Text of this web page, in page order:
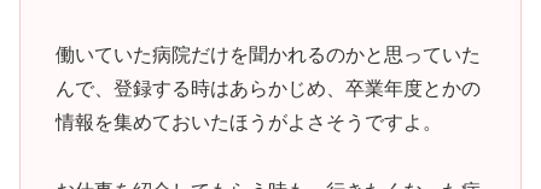
働いていた病院だけを聞かれるのかと思っていた
んで、登録する時はあらかじめ、卒業年度とかの
情報を集めておいたほうがよさそうですよ。